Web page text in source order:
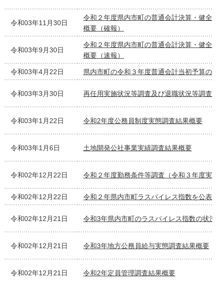
令和03年11月30日
令和２年度県内市町の普通会計決算・健全
概要（確報）
令和03年9月30日
令和２年度県内市町の普通会計決算・健全
概要（速報）
令和03年4月22日 県内市町の令和３年度普通会計当初予算の
令和03年3月30日 再任用実施状況等調査及び退職状況等調査
令和03年1月22日 令和2年度公務員制度実態調査結果概要
令和03年1月6日 土地開発公社事業実績調査結果概要
令和02年12月22日 令和２年度勤務条件等調査（令和３年度実
令和02年12月22日 令和２年県内市町ラスパイレス指数を公表
令和02年12月21日 令和3年県内市町のラスパイレス指数の状況
令和02年12月21日 令和3年地方公務員給与実態調査結果概要
令和02年12月21日 令和2年定員管理調査結果概要